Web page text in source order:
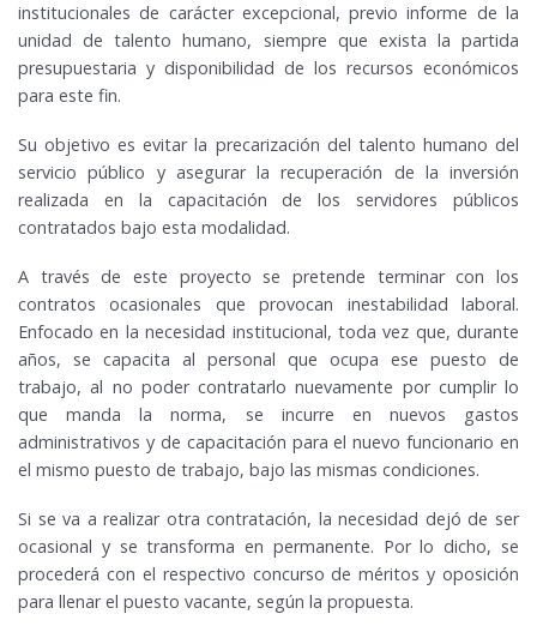
institucionales de carácter excepcional, previo informe de la
unidad de talento humano, siempre que exista la partida
presupuestaria y disponibilidad de los recursos económicos
para este fin.
Su objetivo es evitar la precarización del talento humano del
servicio público y asegurar la recuperación de la inversión
realizada en la capacitación de los servidores públicos
contratados bajo esta modalidad.
A través de este proyecto se pretende terminar con los
contratos ocasionales que provocan inestabilidad laboral.
Enfocado en la necesidad institucional, toda vez que, durante
años, se capacita al personal que ocupa ese puesto de
trabajo, al no poder contratarlo nuevamente por cumplir lo
que manda la norma, se incurre en nuevos gastos
administrativos y de capacitación para el nuevo funcionario en
el mismo puesto de trabajo, bajo las mismas condiciones.
Si se va a realizar otra contratación, la necesidad dejó de ser
ocasional y se transforma en permanente. Por lo dicho, se
procederá con el respectivo concurso de méritos y oposición
para llenar el puesto vacante, según la propuesta.